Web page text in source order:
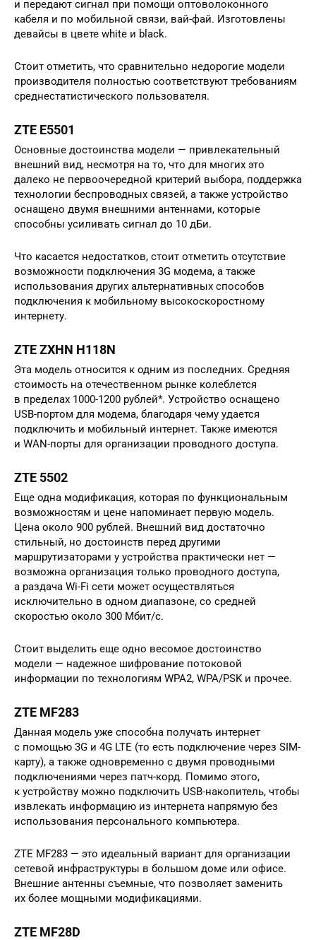
и передают сигнал при помощи оптоволоконного
кабеля и по мобильной связи, вай-фай. Изготовлены
девайсы в цвете white и black.
Стоит отметить, что сравнительно недорогие модели
производителя полностью соответствуют требованиям
среднестатистического пользователя.
ZTE E5501
Основные достоинства модели — привлекательный
внешний вид, несмотря на то, что для многих это
далеко не первоочередной критерий выбора, поддержка
технологии беспроводных связей, а также устройство
оснащено двумя внешними антеннами, которые
способны усиливать сигнал до 10 дБи.
Что касается недостатков, стоит отметить отсутствие
возможности подключения 3G модема, а также
использования других альтернативных способов
подключения к мобильному высокоскоростному
интернету.
ZTE ZXHN H118N
Эта модель относится к одним из последних. Средняя
стоимость на отечественном рынке колеблется
в пределах 1000-1200 рублей*. Устройство оснащено
USB-портом для модема, благодаря чему удается
подключить и мобильный интернет. Также имеются
и WAN-порты для организации проводного доступа.
ZTE 5502
Еще одна модификация, которая по функциональным
возможностям и цене напоминает первую модель.
Цена около 900 рублей. Внешний вид достаточно
стильный, но достоинств перед другими
маршрутизаторами у устройства практически нет —
возможна организация только проводного доступа,
а раздача Wi-Fi сети может осуществляться
исключительно в одном диапазоне, со средней
скоростью около 300 Мбит/с.
Стоит выделить еще одно весомое достоинство
модели — надежное шифрование потоковой
информации по технологиям WPA2, WPA/PSK и прочее.
ZTE MF283
Данная модель уже способна получать интернет
с помощью 3G и 4G LTE (то есть подключение через SIM-
карту), а также одновременно с двумя проводными
подключениями через патч-корд. Помимо этого,
к устройству можно подключить USB-накопитель, чтобы
извлекать информацию из интернета напрямую без
использования персонального компьютера.
ZTE MF283 — это идеальный вариант для организации
сетевой инфраструктуры в большом доме или офисе.
Внешние антенны съемные, что позволяет заменить
их более мощными модификациями.
ZTE MF28D